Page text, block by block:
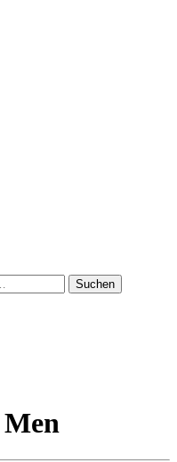
Suchen